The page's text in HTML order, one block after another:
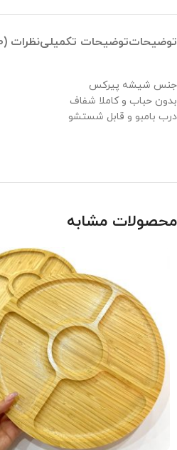
توضیحاتتوضیحات تکمیلینظرات (0)
جنس شیشه پیرکس
بدون حباب و کاملا شفاف
درب بامبو و قابل شستشو
محصولات مشابه